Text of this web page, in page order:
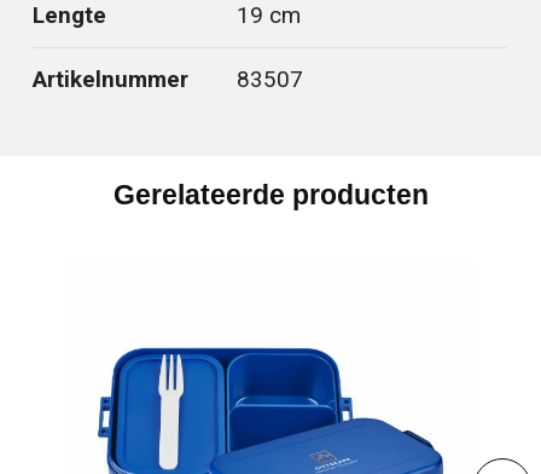
Lengte 19 cm
Artikelnummer 83507
Gerelateerde producten